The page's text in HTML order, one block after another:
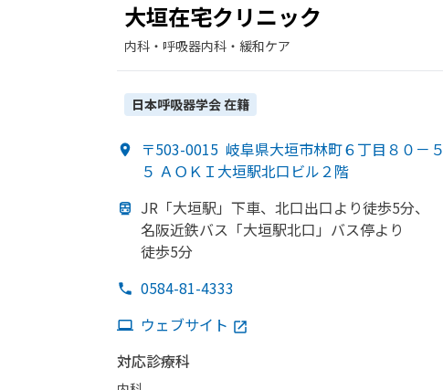
大垣在宅クリニック
内科・​呼吸器内科・​緩和ケア
日本呼吸器学会在籍
〒503-0015 岐阜県大垣市林町６丁目８０－５
５ ＡＯＫＩ大垣駅北口ビル２階
JR 「大垣駅」 下車、 北口出口より徒歩5分、
名阪近鉄バス「大垣駅北口」 バス停より
徒歩5分
0584-81-4333
ウェブサイト
対応診療科